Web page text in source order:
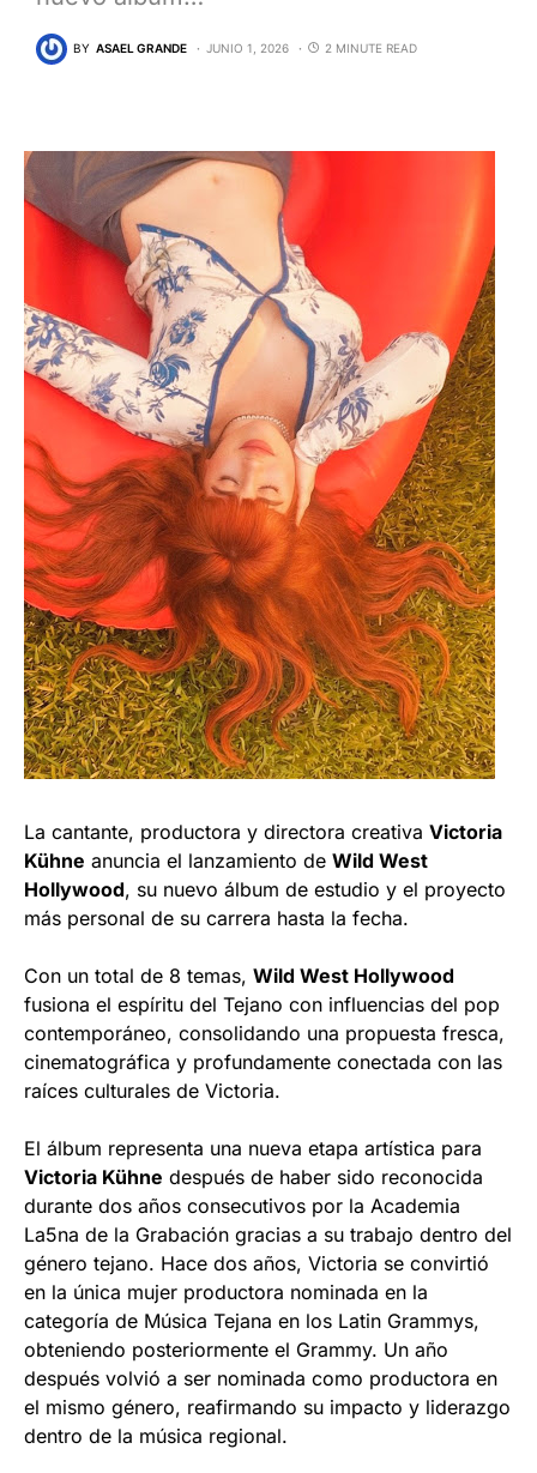
BY ASAEL GRANDE JUNIO 1, 2026 2 MINUTE READ
La cantante, productora y directora creativa Victoria
Kühne anuncia el lanzamiento de Wild West
Hollywood, su nuevo álbum de estudio y el proyecto
más personal de su carrera hasta la fecha.
Con un total de 8 temas, Wild West Hollywood
fusiona el espíritu del Tejano con influencias del pop
contemporáneo, consolidando una propuesta fresca,
cinematográfica y profundamente conectada con las
raíces culturales de Victoria.
El álbum representa una nueva etapa artística para
Victoria Kühne después de haber sido reconocida
durante dos años consecutivos por la Academia
La5na de la Grabación gracias a su trabajo dentro del
género tejano. Hace dos años, Victoria se convirtió
en la única mujer productora nominada en la
categoría de Música Tejana en los Latin Grammys,
obteniendo posteriormente el Grammy. Un año
después volvió a ser nominada como productora en
el mismo género, reafirmando su impacto y liderazgo
dentro de la música regional.